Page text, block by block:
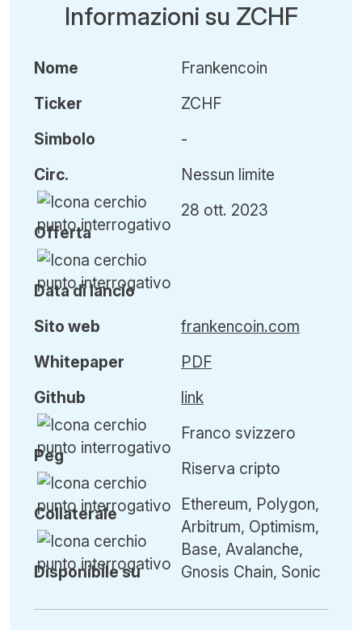
Informazioni su ZCHF
Nome
Ticker
Simbolo
Circ.
Offerta
Data di lancio
Frankencoin
ZCHF
-
Nessun limite
28 ott. 2023
Sito web
Whitepaper
Github
Peg
Collaterale
Disponibile su
frankencoin.com
PDF
link
Franco svizzero
Riserva cripto
Ethereum, Polygon,
Arbitrum, Optimism,
Base, Avalanche,
Gnosis Chain, Sonic